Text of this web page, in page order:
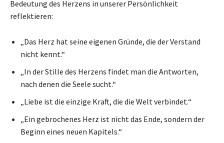
Bedeutung des Herzens in unserer Persönlichkeit
reflektieren:
„Das Herz hat seine eigenen Gründe, die der Verstand
nicht kennt.“
„In der Stille des Herzens findet man die Antworten,
nach denen die Seele sucht.“
„Liebe ist die einzige Kraft, die die Welt verbindet.“
„Ein gebrochenes Herz ist nicht das Ende, sondern der
Beginn eines neuen Kapitels.“